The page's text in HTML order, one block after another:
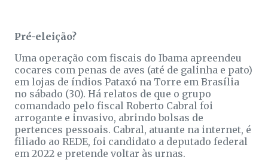
Pré-eleição?
Uma operação com fiscais do Ibama apreendeu
cocares com penas de aves (até de galinha e pato)
em lojas de índios Pataxó na Torre em Brasília
no sábado (30). Há relatos de que o grupo
comandado pelo fiscal Roberto Cabral foi
arrogante e invasivo, abrindo bolsas de
pertences pessoais. Cabral, atuante na internet, é
filiado ao REDE, foi candidato a deputado federal
em 2022 e pretende voltar às urnas.